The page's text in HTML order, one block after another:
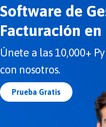
Software de
Facturación en
Únete a las 10,000+
con nosotros.
Prueba Gratis